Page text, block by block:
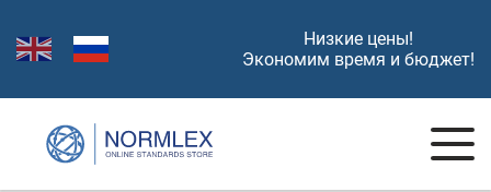
Низкие цены!
Экономим время и бюджет!